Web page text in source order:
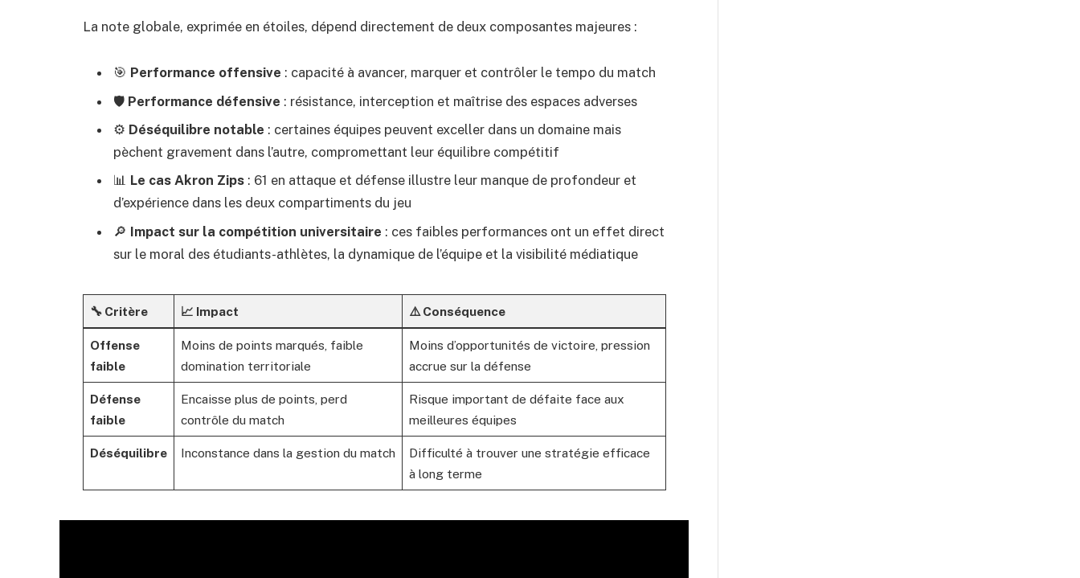
La note globale, exprimée en étoiles, dépend directement de deux composantes majeures :
🎯 Performance offensive : capacité à avancer, marquer et contrôler le tempo du match
🛡 Performance défensive : résistance, interception et maîtrise des espaces adverses
⚙️ Déséquilibre notable : certaines équipes peuvent exceller dans un domaine mais
pèchent gravement dans l’autre, compromettant leur équilibre compétitif
📊 Le cas Akron Zips : 61 en attaque et défense illustre leur manque de profondeur et
d’expérience dans les deux compartiments du jeu
🔎 Impact sur la compétition universitaire : ces faibles performances ont un effet direct
sur le moral des étudiants-athlètes, la dynamique de l’équipe et la visibilité médiatique
🔧 Critère 📈 Impact ⚠️ Conséquence
Offense
faible
Moins de points marqués, faible
domination territoriale
Moins d’opportunités de victoire, pression
accrue sur la défense
Défense
faible
Encaisse plus de points, perd
contrôle du match
Risque important de défaite face aux
meilleures équipes
Déséquilibre Inconstance dans la gestion du match
Difficulté à trouver une stratégie efficace
à long terme